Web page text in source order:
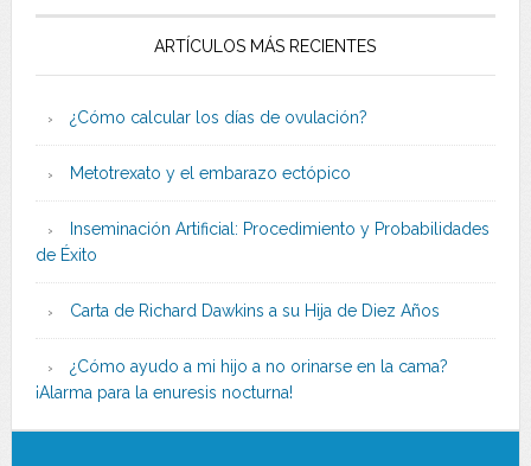
ARTÍCULOS MÁS RECIENTES
¿Cómo calcular los días de ovulación?
Metotrexato y el embarazo ectópico
Inseminación Artificial: Procedimiento y Probabilidades
de Éxito
Carta de Richard Dawkins a su Hija de Diez Años
¿Cómo ayudo a mi hijo a no orinarse en la cama?
¡Alarma para la enuresis nocturna!